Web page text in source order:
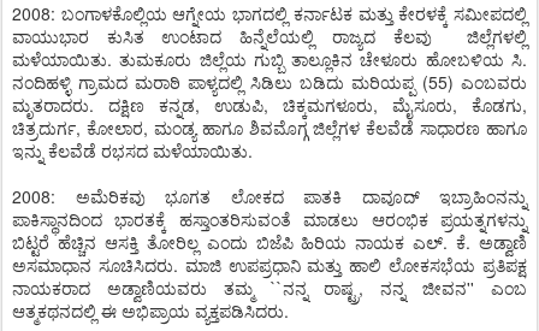
2008: ಬಂಗಾಳಕೊಲ್ಲಿಯ ಆಗ್ನೇಯ ಭಾಗದಲ್ಲಿ ಕರ್ನಾಟಕ ಮತ್ತು ಕೇರಳಕ್ಕೆ ಸಮೀಪದಲ್ಲಿ
ವಾಯುಭಾರ ಕುಸಿತ ಉಂಟಾದ ಹಿನ್ನೆಲೆಯಲ್ಲಿ ರಾಜ್ಯದ ಕೆಲವು ಜಿಲ್ಲೆಗಳಲ್ಲಿ
ಮಳೆಯಾಯಿತು. ತುಮಕೂರು ಜಿಲ್ಲೆಯ ಗುಬ್ಬಿ ತಾಲ್ಲೂಕಿನ ಚೇಳೂರು ಹೋಬಳಿಯ ಸಿ.
ನಂದಿಹಳ್ಳಿ ಗ್ರಾಮದ ಮರಾಠಿ ಪಾಳ್ಯದಲ್ಲಿ ಸಿಡಿಲು ಬಡಿದು ಮರಿಯಪ್ಪ (55) ಎಂಬವರು
ಮೃತರಾದರು. ದಕ್ಷಿಣ ಕನ್ನಡ, ಉಡುಪಿ, ಚಿಕ್ಕಮಗಳೂರು, ಮೈಸೂರು, ಕೊಡಗು,
ಚಿತ್ರದುರ್ಗ, ಕೋಲಾರ, ಮಂಡ್ಯ ಹಾಗೂ ಶಿವಮೊಗ್ಗ ಜಿಲ್ಲೆಗಳ ಕೆಲವೆಡೆ ಸಾಧಾರಣ ಹಾಗೂ
ಇನ್ನು ಕೆಲವೆಡೆ ರಭಸದ ಮಳೆಯಾಯಿತು.
2008: ಅಮೆರಿಕವು ಭೂಗತ ಲೋಕದ ಪಾತಕಿ ದಾವೂದ್ ಇಬ್ರಾಹಿಂನನ್ನು
ಪಾಕಿಸ್ಥಾನದಿಂದ ಭಾರತಕ್ಕೆ ಹಸ್ತಾಂತರಿಸುವಂತೆ ಮಾಡಲು ಆರಂಭಿಕ ಪ್ರಯತ್ನಗಳನ್ನು
ಬಿಟ್ಟರೆ ಹೆಚ್ಚಿನ ಆಸಕ್ತಿ ತೋರಿಲ್ಲ ಎಂದು ಬಿಜೆಪಿ ಹಿರಿಯ ನಾಯಕ ಎಲ್. ಕೆ. ಅಡ್ವಾಣಿ
ಅಸಮಾಧಾನ ಸೂಚಿಸಿದರು. ಮಾಜಿ ಉಪಪ್ರಧಾನಿ ಮತ್ತು ಹಾಲಿ ಲೋಕಸಭೆಯ ಪ್ರತಿಪಕ್ಷ
ನಾಯಕರಾದ ಅಡ್ವಾಣಿಯವರು ತಮ್ಮ ``ನನ್ನ ರಾಷ್ಟ್ರ, ನನ್ನ ಜೀವನ'' ಎಂಬ
ಆತ್ಮಕಥನದಲ್ಲಿ ಈ ಅಭಿಪ್ರಾಯ ವ್ಯಕ್ತಪಡಿಸಿದರು.